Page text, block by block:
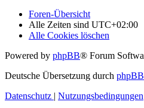
Foren-Übersicht
Alle Zeiten sind UTC+02:00
Alle Cookies löschen
Powered by phpBB® Forum
Deutsche Übersetzung durch
Datenschutz | Nutzungsbedingungen